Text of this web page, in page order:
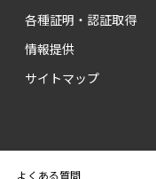
各種証明・認証取得
情報提供
サイトマップ
よくある質問